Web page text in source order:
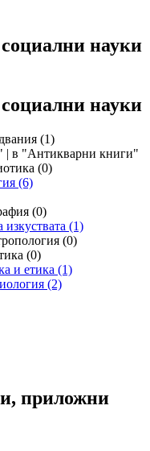
науки
науки
(1)
в "Антикварни книги"
(0)
(6)
(0)
изкуствата (1)
(0)
(0)
и етика (1)
(2)
приложни